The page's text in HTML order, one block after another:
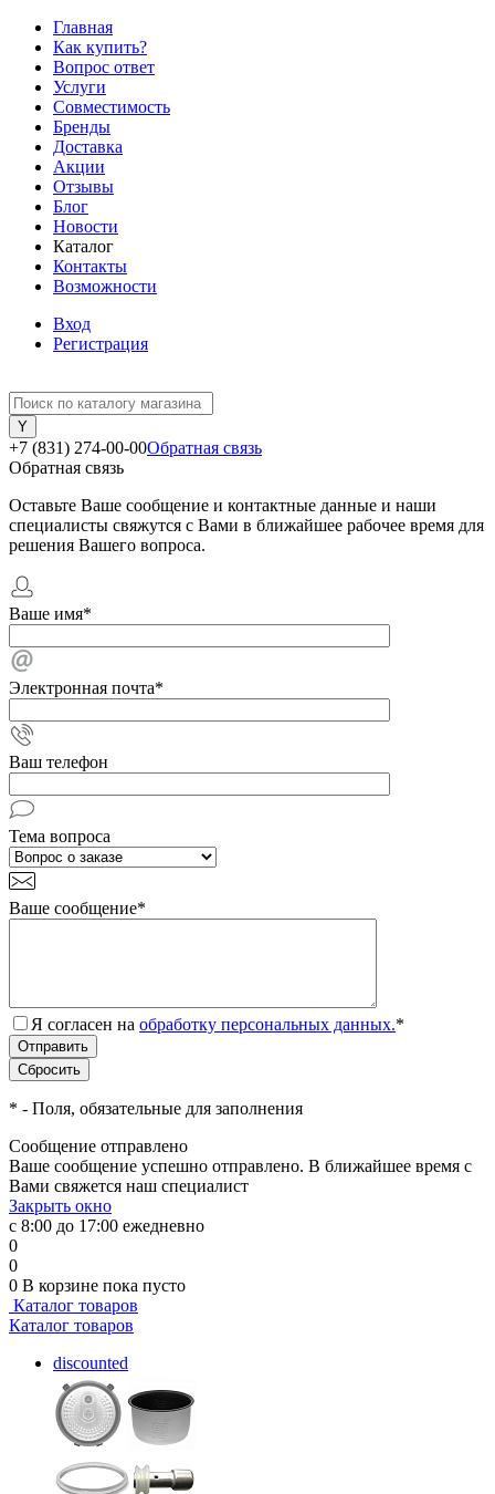
Главная
Как купить?
Вопрос ответ
Услуги
Совместимость
Бренды
Доставка
Акции
Отзывы
Блог
Новости
Каталог
Контакты
Возможности
Вход
Регистрация
+7 (831) 274-00-00Обратная связь
Обратная связь
Оставьте Ваше сообщение и контактные данные и наши
специалисты свяжутся с Вами в ближайшее рабочее время для
решения Вашего вопроса.
Ваше имя*
Электронная почта*
Ваш телефон
Тема вопроса
Ваше сообщение*
Я согласен на обработку персональных данных.*
* - Поля, обязательные для заполнения
Сообщение отправлено
Ваше сообщение успешно отправлено. В ближайшее время с
Вами свяжется наш специалист
Закрыть окно
с 8:00 до 17:00 ежедневно
0
0
0 В корзине пока пусто
Каталог товаров
Каталог товаров
discounted